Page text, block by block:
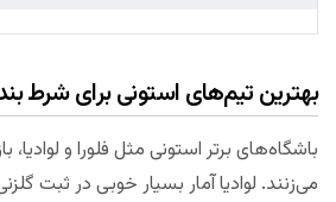
بهترین تیم‌های استونی برای شرط
باشگاه‌های برتر استونی مثل فلورا و لوادیا،
می‌زنند. لوادیا آمار بسیار خوبی در ثبت